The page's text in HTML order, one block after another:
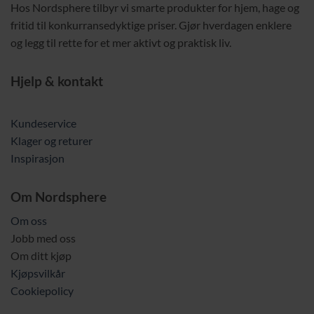
Hos Nordsphere tilbyr vi smarte produkter for hjem, hage og
fritid til konkurransedyktige priser. Gjør hverdagen enklere
og legg til rette for et mer aktivt og praktisk liv.
Hjelp & kontakt
Kundeservice
Klager og returer
Inspirasjon
Om Nordsphere
Om oss
Jobb med oss
Om ditt kjøp
Kjøpsvilkår
Cookiepolicy